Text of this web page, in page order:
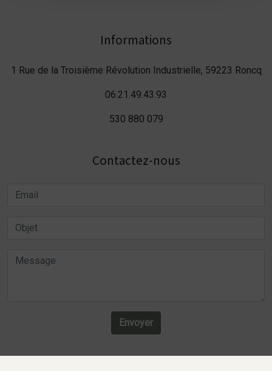
Informations
1 Rue de la Troisième Révolution Industrielle, 59223 Roncq
06.21.49.43.93
530 880 079
Contactez-nous
Envoyer